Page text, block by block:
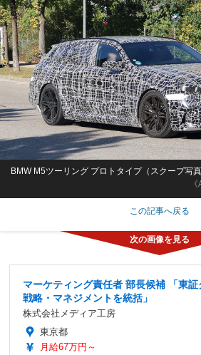
BMW M5ツーリング プロトタイプ（スクープ写真
この記事へ戻る
マーケティング責任者 部長候補 「東証
戦略・マネジメントを統括」
株式会社メディア工房
東京都
月給67万円～